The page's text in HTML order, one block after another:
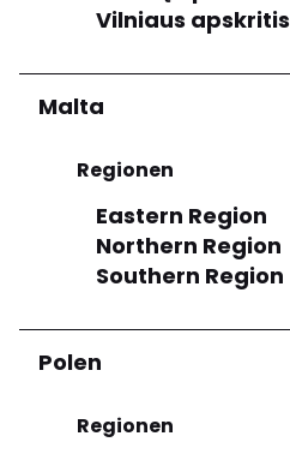
Vilniaus apskritis
Malta
Regionen
Eastern Region
Northern Region
Southern Region
Polen
Regionen